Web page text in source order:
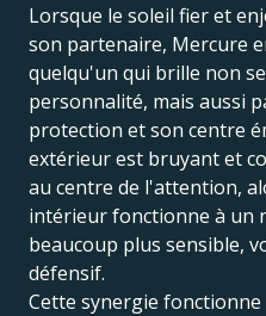
Lorsque le soleil fier et
son partenaire, Mercure
quelqu'un qui brille non
personnalité, mais aussi
protection et son centre
extérieur est bruyant et
au centre de l'attention,
intérieur fonctionne à un
beaucoup plus sensible,
défensif.
Cette synergie fonctionne